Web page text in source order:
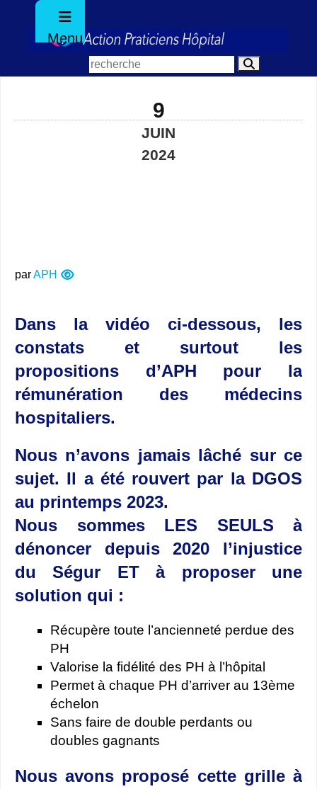
Menu
9
JUIN
2024
parAPH
Dans la vidéo ci-dessous, les
constats et surtout les
propositions d’APH pour la
rémunération des médecins
hospitaliers.
Nous n’avons jamais lâché sur ce
sujet. Il a été rouvert par la DGOS
au printemps 2023.
Nous sommes LES SEULS à
dénoncer depuis 2020 l’injustice
du Ségur ET à proposer une
solution qui :
Récupère toute l’ancienneté perdue des
PH
Valorise la fidélité des PH à l’hôpital
Permet à chaque PH d’arriver au 13ème
échelon
Sans faire de double perdants ou
doubles gagnants
Nous avons proposé cette grille à